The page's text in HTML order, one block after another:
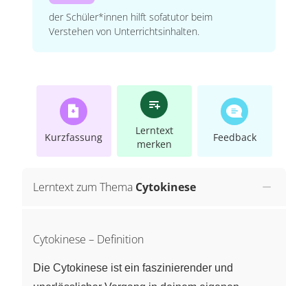
der Schüler*innen hilft sofatutor beim
Verstehen von Unterrichtsinhalten.
Kurzfassung
Lerntext
merken
Feedback
Lerntext zum Thema Cytokinese
Cytokinese – Definition
Die Cytokinese ist ein faszinierender und